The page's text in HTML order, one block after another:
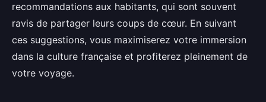
recommandations aux habitants, qui sont souvent
ravis de partager leurs coups de cœur. En suivant
ces suggestions, vous maximiserez votre immersion
dans la culture française et profiterez pleinement de
votre voyage.